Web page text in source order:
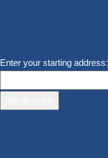
Enter your starting address: